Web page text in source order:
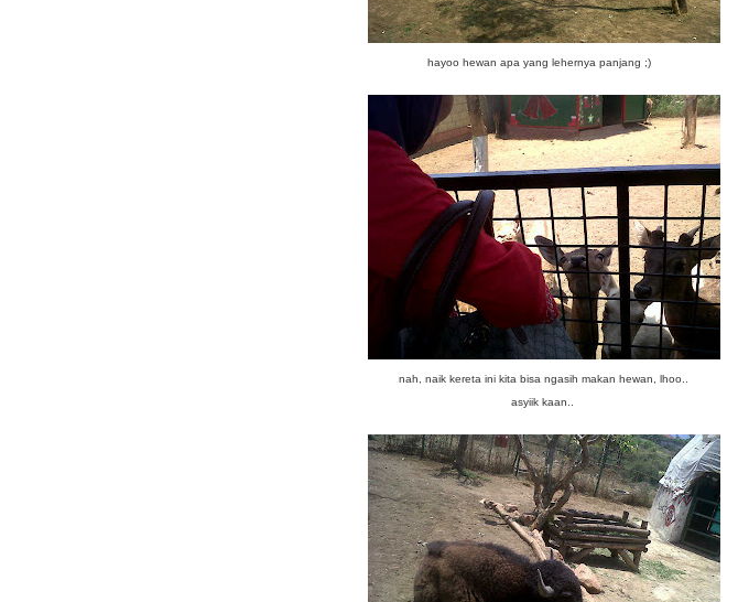
hayoo hewan apa yang lehernya panjang ;)
nah, naik kereta ini kita bisa ngasih makan hewan, lhoo..
asyiik kaan..